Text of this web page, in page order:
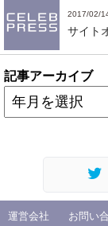
2017/02/
サイト
記事アーカイブ
運営会社 お問い